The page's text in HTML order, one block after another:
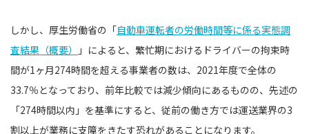
しかし、厚生労働省の「自動車運転者の労働時間等に係る実態調
査結果（概要）
」によると、繁忙期におけるドライバーの拘束時
間が1ヶ月274時間を超える事業者の数は、2021年度で全体の
33.7％となっており、前年比較では減少傾向にあるものの、先述の
「274時間以内」を基準にすると、従前の働き方では運送業界の3
割以上が業務に支障をきたす恐れがあることになります。